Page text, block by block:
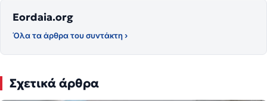
Eordaia.org
Όλα τα άρθρα του συντάκτη ›
Σχετικά άρθρα